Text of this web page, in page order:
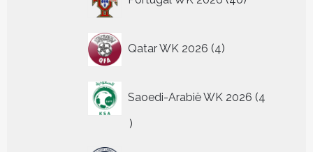
producten
Qatar WK 2026 4
producten
Saoedi-Arabië WK 2026 4
4